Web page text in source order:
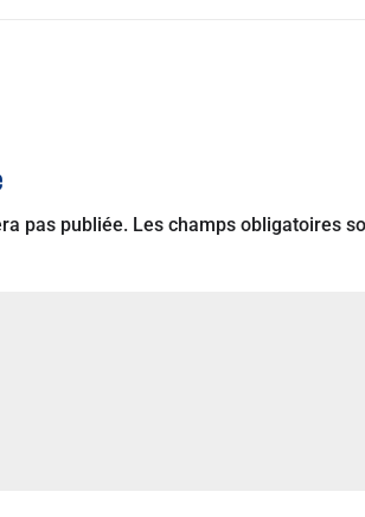
pas publiée. Les champs obligatoires